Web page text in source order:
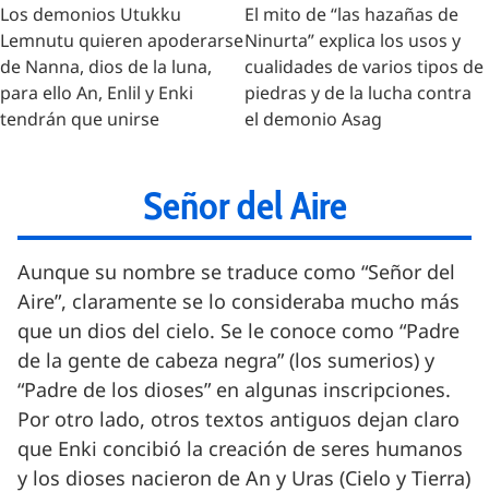
Los demonios Utukku
Lemnutu quieren apoderarse
de Nanna, dios de la luna,
para ello An, Enlil y Enki
tendrán que unirse
El mito de “las hazañas de
Ninurta” explica los usos y
cualidades de varios tipos de
piedras y de la lucha contra
el demonio Asag
Señor del Aire
Aunque su nombre se traduce como “Señor del
Aire”, claramente se lo consideraba mucho más
que un dios del cielo. Se le conoce como “Padre
de la gente de cabeza negra” (los sumerios) y
“Padre de los dioses” en algunas inscripciones.
Por otro lado, otros textos antiguos dejan claro
que Enki concibió la creación de seres humanos
y los dioses nacieron de An y Uras (Cielo y Tierra)